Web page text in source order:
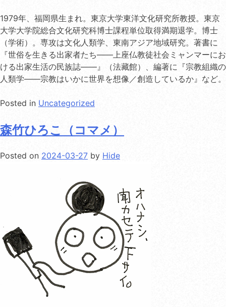
1979年、福岡県生まれ。東京大学東洋文化研究所教授。東京
大学大学院総合文化研究科博士課程単位取得満期退学。博士
（学術）。専攻は文化人類学、東南アジア地域研究。著書に
『世俗を生きる出家者たち——上座仏教徒社会ミャンマーにお
ける出家生活の民族誌——』（法藏館）、編著に『宗教組織の
人類学——宗教はいかに世界を想像／創造しているか』など。
Posted in Uncategorized
森竹ひろこ（コマメ）
Posted on 2024-03-27 by Hide